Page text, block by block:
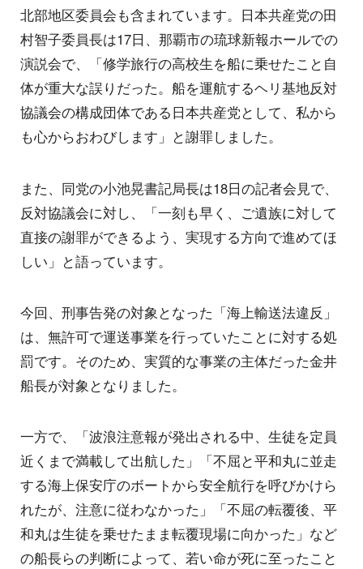
北部地区委員会も含まれています。日本共産党の田
村智子委員長は17日、那覇市の琉球新報ホールでの
演説会で、「修学旅行の高校生を船に乗せたこと自
体が重大な誤りだった。船を運航するヘリ基地反対
協議会の構成団体である日本共産党として、私から
も心からおわびします」と謝罪しました。
また、同党の小池晃書記局長は18日の記者会見で、
反対協議会に対し、「一刻も早く、ご遺族に対して
直接の謝罪ができるよう、実現する方向で進めてほ
しい」と語っています。
今回、刑事告発の対象となった「海上輸送法違反」
は、無許可で運送事業を行っていたことに対する処
罰です。そのため、実質的な事業の主体だった金井
船長が対象となりました。
一方で、「波浪注意報が発出される中、生徒を定員
近くまで満載して出航した」「不屈と平和丸に並走
する海上保安庁のボートから安全航行を呼びかけら
れたが、注意に従わなかった」「不屈の転覆後、平
和丸は生徒を乗せたまま転覆現場に向かった」など
の船長らの判断によって、若い命が死に至ったこと